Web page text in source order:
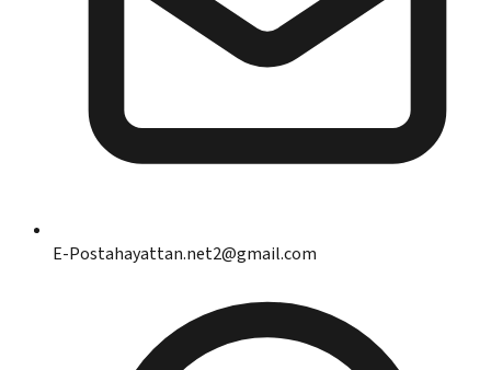
E-Postahayattan.net2@gmail.com